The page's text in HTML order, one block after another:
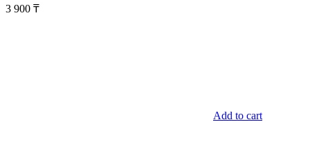
3 900 ₸
Add to cart